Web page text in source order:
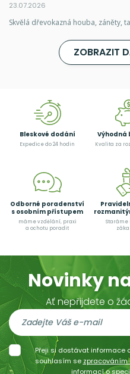
23.07.2026
Skvělá dřevokazná houba, záněty,
ZOBRAZIT
Bleskové dodání
Expedice do 24 hodin
Výhodná
Kvalita za
Odborné poradenství
s osobním přístupem
máme vzdělání, praxi
a ochotu poradit
Staráme
Novinky
Ať nepřijdete o
Přeji si dostávat informace
souhlasím se
informací o